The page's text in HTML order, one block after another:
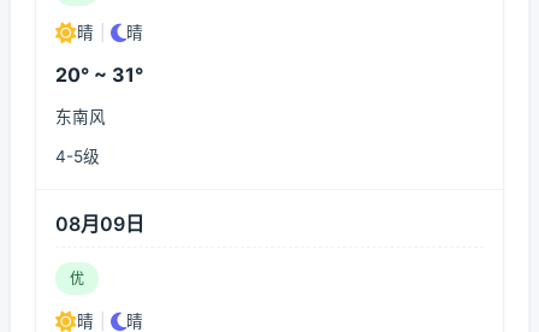
晴 晴
20° ~ 31°
东南风
4-5级
08月09日
优
晴 晴